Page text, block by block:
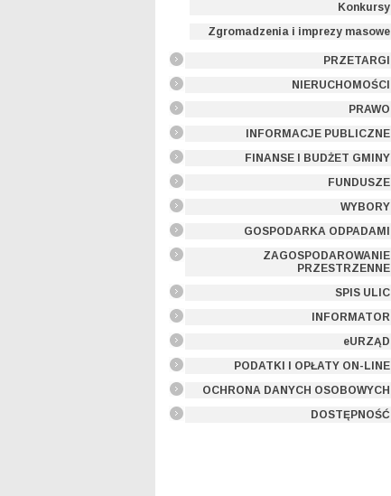
Konkursy
Zgromadzenia i imprezy masowe
PRZETARGI
NIERUCHOMOŚCI
PRAWO
INFORMACJE PUBLICZNE
FINANSE I BUDŻET GMINY
FUNDUSZE
WYBORY
GOSPODARKA ODPADAMI
ZAGOSPODAROWANIE
PRZESTRZENNE
SPIS ULIC
INFORMATOR
eURZĄD
PODATKI I OPŁATY ON-LINE
OCHRONA DANYCH OSOBOWYCH
DOSTĘPNOŚĆ